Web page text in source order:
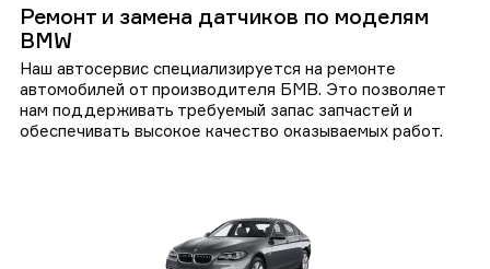
Ремонт и замена датчиков по моделям
BMW
Наш автосервис специализируется на ремонте
автомобилей от производителя БМВ. Это позволяет
нам поддерживать требуемый запас запчастей и
обеспечивать высокое качество оказываемых работ.